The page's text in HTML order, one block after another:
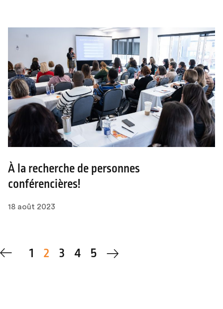
À la recherche de personnes
conférencières!
18 août 2023
1 2 3 4 5